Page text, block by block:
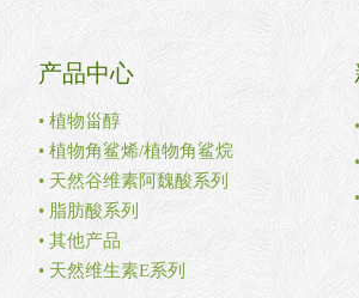
产品中心
• 植物甾醇
• 植物角鲨烯/植物角鲨烷
• 天然谷维素阿魏酸系列
• 脂肪酸系列
• 其他产品
• 天然维生素E系列